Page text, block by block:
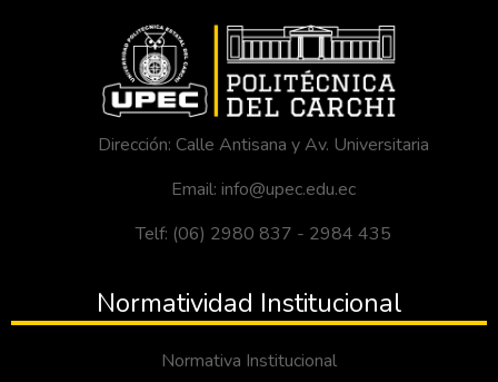
Dirección: Calle Antisana y Av. Universitaria
Email: info@upec.edu.ec
Telf: (06) 2980 837 - 2984 435
Normatividad Institucional
Normativa Institucional